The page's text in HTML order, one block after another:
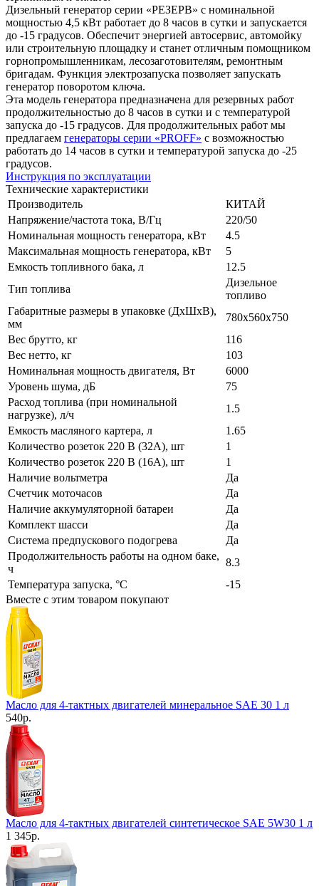
Дизельный генератор серии «РЕЗЕРВ» с номинальной
мощностью 4,5 кВт работает до 8 часов в сутки и запускается
до -15 градусов. Обеспечит энергией автосервис, автомойку
или строительную площадку и станет отличным помощником
горнопромышленникам, лесозаготовителям, ремонтным
бригадам. Функция электрозапуска позволяет запускать
генератор поворотом ключа.
Эта модель генератора предназначена для резервных работ
продолжительностью до 8 часов в сутки и с температурой
запуска до -15 градусов. Для продолжительных работ мы
предлагаем генераторы серии «PROFF» с возможностью
работать до 14 часов в сутки и температурой запуска до -25
градусов.
Инструкция по эксплуатации
Технические характеристики
Производитель
КИТАЙ
Напряжение/частота тока, В/Гц
220/50
Номинальная мощность генератора, кВт
4.5
Максимальная мощность генератора, кВт
5
Емкость топливного бака, л
12.5
Тип топлива
Дизельное
топливо
Габаритные размеры в упаковке (ДхШхВ),
мм
780х560х750
Вес брутто, кг
116
Вес нетто, кг
103
Номинальная мощность двигателя, Вт
6000
Уровень шума, дБ
75
Расход топлива (при номинальной
нагрузке), л/ч
1.5
Емкость масляного картера, л
1.65
Количество розеток 220 В (32А), шт
1
Количество розеток 220 В (16А), шт
1
Наличие вольтметра
Да
Счетчик моточасов
Да
Наличие аккумуляторной батареи
Да
Комплект шасси
Да
Система предпускового подогрева
Да
Продолжительность работы на одном баке,
ч
8.3
Температура запуска, °С
-15
Вместе с этим товаром покупают
Масло для 4-тактных двигателей минеральное SAE 30 1 л
540р.
Масло для 4-тактных двигателей синтетическое SAE 5W30 1 л
1 345р.